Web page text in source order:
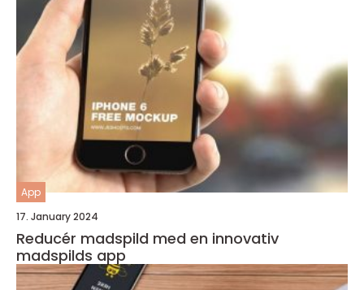
App
17. January 2024
Reducér madspild med en innovativ
madspilds app